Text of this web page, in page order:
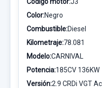
Color:Negro
Combustible:Diesel
Kilometraje:78.081
Modelo:CARNIVAL
Potencia:185CV 136KW
Versión:2.9 CRDi VGT